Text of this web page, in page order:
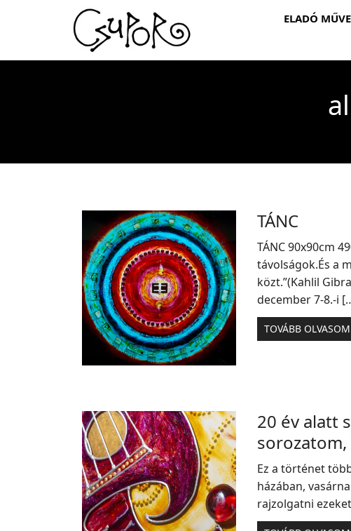
ELADÓ
TÁNC
TÁNC 90x90cm
távolságok.És a
közt.”(Kahlil
december 7-8.-i
TOVÁBB OLVASOM
20 év alatt
sorozatom,
Ez a történet
házában,
rajzolgatni